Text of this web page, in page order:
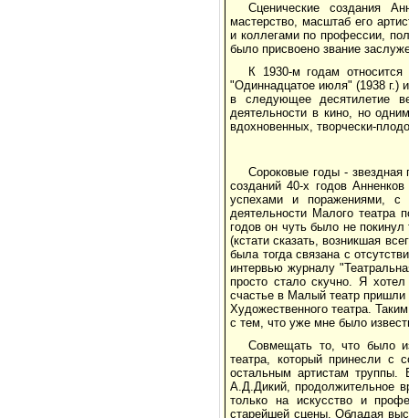
Сценические создания
мастерство, масштаб его
и коллегами по профессии,
было присвоено звание
К 1930-м годам
"Одиннадцатое июля" (1938 г.)
в следующее десятилетие
деятельности в кино, но
вдохновенных, творчески-
Сороковые годы - звездная
созданий 40-х годов
успехами и поражениями, с
деятельности Малого театра
годов он чуть было не
(кстати сказать, возникшая
была тогда связана с
интервью журналу
просто стало скучно. Я
счастье в Малый театр
Художественного театра.
с тем, что уже мне было
Совмещать то, что было
театра, который принесли с
остальным артистам труппы.
А.Д.Дикий, продолжительное
только на искусство и
старейшей сцены. Обладая